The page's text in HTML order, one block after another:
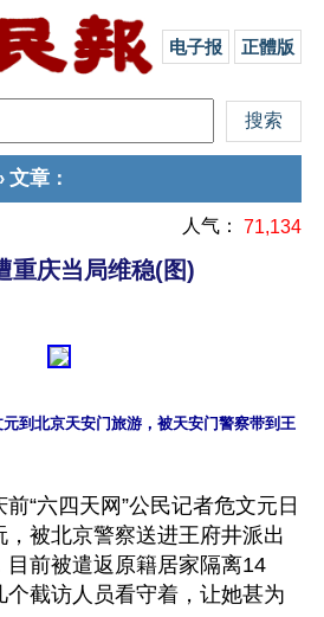
电子报 正體版
› 文章 ：
人气： 71,134
重庆当局维稳(图)
到北京天安门旅游，被天安门警察带到王
前“六四天网”公民记者危文元日
被北京警察送进王府井派出
目前被遣返原籍居家隔离14
个截访人员看守着，让她甚为